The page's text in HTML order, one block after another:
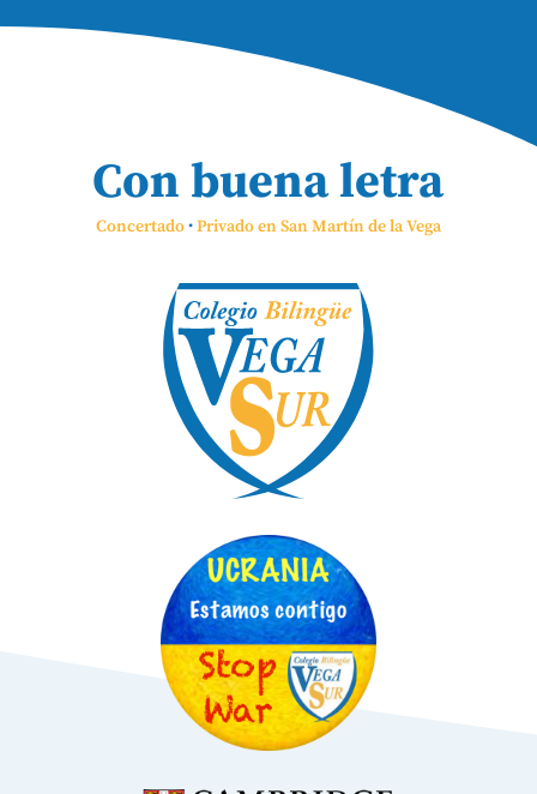
Con buena letra
Concertado·Privado en San Martín de la Vega